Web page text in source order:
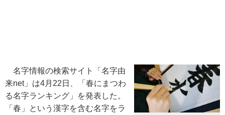
名字情報の検索サイト「名字由
来net」は4月22日、「春にまつわ
る名字ランキング」を発表した。
「春」という漢字を含む名字をラ